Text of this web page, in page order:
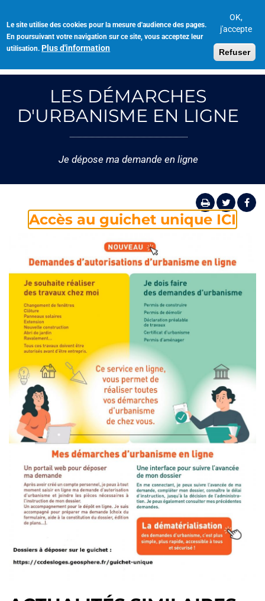
Le site utilise des cookies pour la mesure d'audience des pages.
En poursuivant votre navigation sur ce site, vous acceptez leur
utilisation. Plus d'information
OK,
j'accepte
Refuser
contenu
principal
LES DÉMARCHES
D'URBANISME EN LIGNE
Je dépose ma demande en ligne
Accès au guichet unique ICI